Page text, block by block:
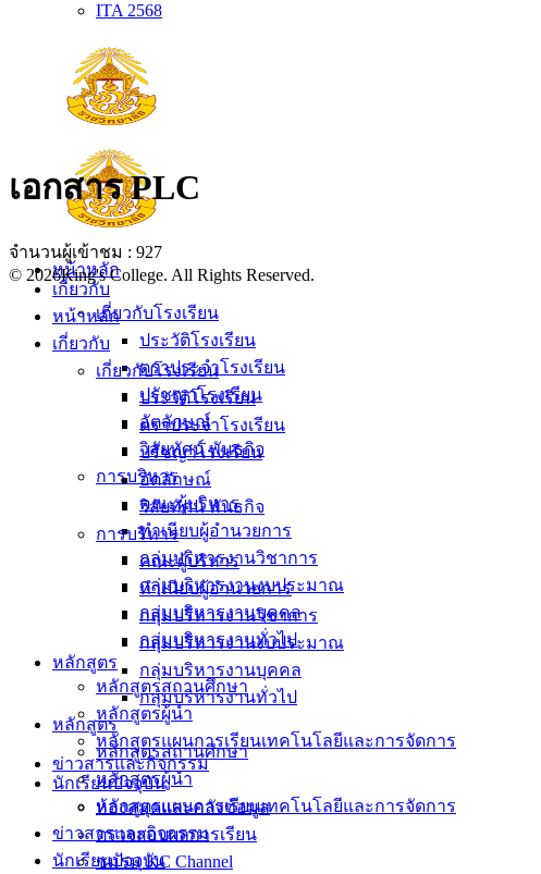
ITA 2568
หน้าหลัก
เกี่ยวกับ
เกี่ยวกับโรงเรียน
ประวัติโรงเรียน
ตราประจำโรงเรียน
ปรัชญาโรงเรียน
อัตลักษณ์
วิสัยทัศน์ พันธกิจ
การบริหาร
คณะผู้บริหาร
ทำเนียบผู้อำนวยการ
กลุ่มบริหารงานวิชาการ
กลุ่มบริหารงานงบประมาณ
กลุ่มบริหารงานบุคคล
กลุ่มบริหารงานทั่วไป
หลักสูตร
หลักสูตรสถานศึกษา
หลักสูตรผู้นำ
หลักสูตรแผนการเรียนเทคโนโลยีและการจัดการ
ข่าวสารและกิจกรรม
นักเรียนปัจจุบัน
ห้องสมุดและคลังข้อมูล
ตรวจสอบผลการเรียน
ชมรม KC Channel
เอกสาร PLC
จำนวนผู้เข้าชม : 927
© 2026King's College. All Rights Reserved.
หน้าหลัก
เกี่ยวกับ
เกี่ยวกับโรงเรียน
ประวัติโรงเรียน
ตราประจำโรงเรียน
ปรัชญาโรงเรียน
อัตลักษณ์
วิสัยทัศน์ พันธกิจ
การบริหาร
คณะผู้บริหาร
ทำเนียบผู้อำนวยการ
กลุ่มบริหารงานวิชาการ
กลุ่มบริหารงานงบประมาณ
กลุ่มบริหารงานบุคคล
กลุ่มบริหารงานทั่วไป
หลักสูตร
หลักสูตรสถานศึกษา
หลักสูตรผู้นำ
หลักสูตรแผนการเรียนเทคโนโลยีและการจัดการ
ข่าวสารและกิจกรรม
นักเรียนปัจจุบัน